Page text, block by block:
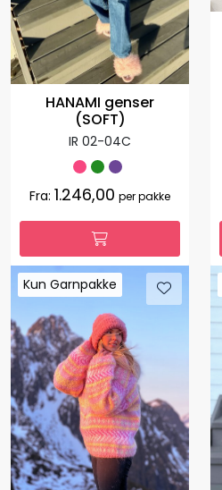
HANAMI genser
(SOFT)
IR 02-04C
Fra: 1.246,00 per pakke
Kun Garnpakke
Kun Garnpakke